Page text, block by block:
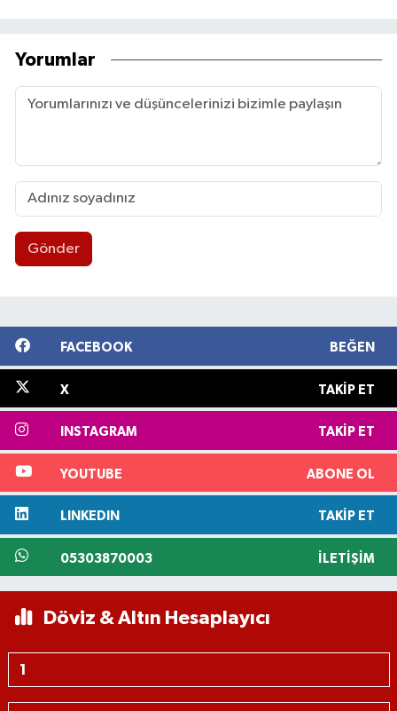
Yorumlar
Gönder
FACEBOOK BEĞEN
X TAKIP ET
INSTAGRAM TAKIP ET
YOUTUBE ABONE OL
LINKEDIN TAKIP ET
05303870003 İLETIŞIM
Döviz & Altın Hesaplayıcı